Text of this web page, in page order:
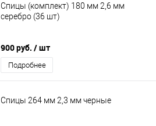
Спицы (комплект) 180 мм 2,6 мм
серебро (36 шт)
900 руб. / шт
Подробнее
Спицы 264 мм 2,3 мм черные